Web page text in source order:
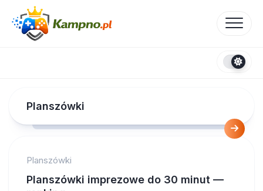
content
Planszówki
Planszówki
Planszówki imprezowe do 30 minut —